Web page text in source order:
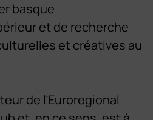
basque
et de recherche
et créatives au
de l’Euroregional